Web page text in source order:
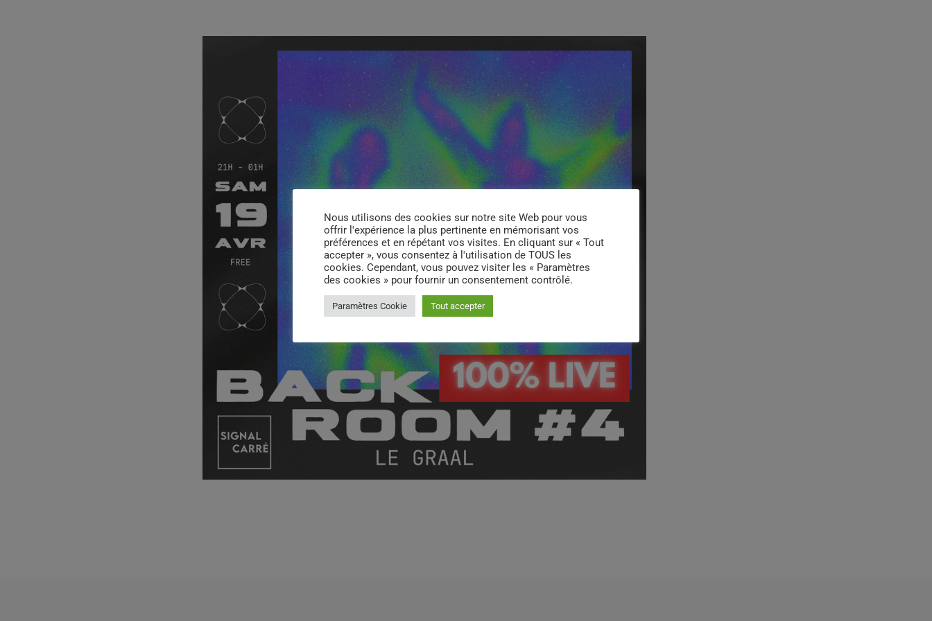
Nous utilisons des cookies sur notre site Web pour vous
offrir l'expérience la plus pertinente en mémorisant vos
préférences et en répétant vos visites. En cliquant sur « Tout
accepter », vous consentez à l'utilisation de TOUS les
cookies. Cependant, vous pouvez visiter les « Paramètres
des cookies » pour fournir un consentement contrôlé.
Paramètres Cookie Tout accepter